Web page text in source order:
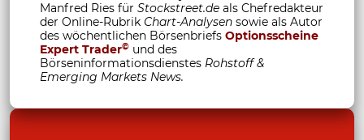
Manfred Ries für Stockstreet.de als Chefredakteur
der Online-Rubrik Chart-Analysen sowie als Autor
des wöchentlichen Börsenbriefs Optionsscheine
Expert Trader© und des
Börseninformationsdienstes Rohstoff &
Emerging Markets News.